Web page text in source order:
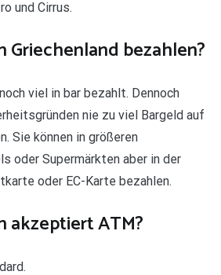
und Cirrus.
Griechenland bezahlen?
viel in bar bezahlt. Dennoch
nie zu viel Bargeld auf
Sie können in größeren
oder Supermärkten aber in der
oder EC-Karte bezahlen.
akzeptiert ATM?